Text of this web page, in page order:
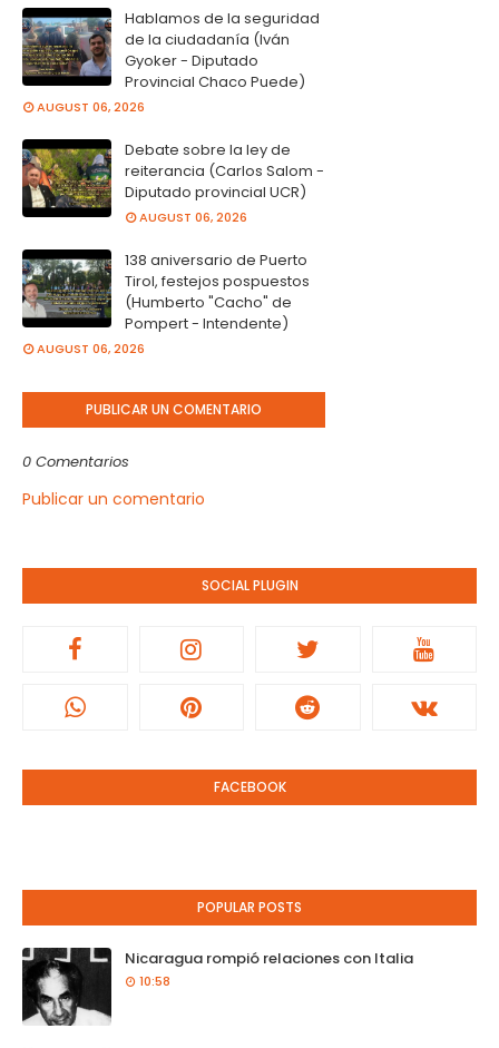
Hablamos de la seguridad
de la ciudadanía (Iván
Gyoker - Diputado
Provincial Chaco Puede)
AUGUST 06, 2026
Debate sobre la ley de
reiterancia (Carlos Salom -
Diputado provincial UCR)
AUGUST 06, 2026
138 aniversario de Puerto
Tirol, festejos pospuestos
(Humberto "Cacho" de
Pompert - Intendente)
AUGUST 06, 2026
PUBLICAR UN COMENTARIO
0 Comentarios
Publicar un comentario
SOCIAL PLUGIN
FACEBOOK
POPULAR POSTS
Nicaragua rompió relaciones con Italia
10:58